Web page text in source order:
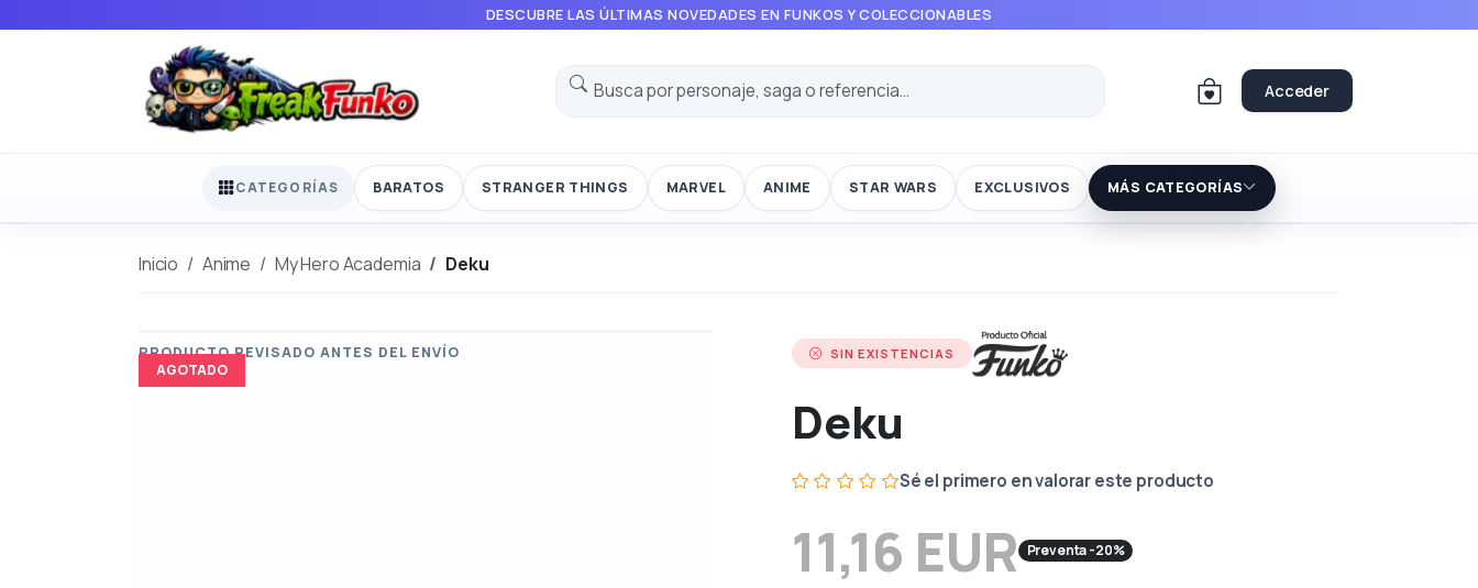
DESCUBRE LAS ÚLTIMAS NOVEDADES EN FUNKOS Y COLECCIONABLES
Acceder
CATEGORÍAS BARATOS STRANGER THINGS MARVEL ANIME STAR WARS EXCLUSIVOS MÁS CATEGORÍAS
Inicio Anime My Hero Academia Deku
AGOTADO
SIN EXISTENCIAS
Deku
Sé el primero en valorar este producto
11,16 EUR Preventa -20%